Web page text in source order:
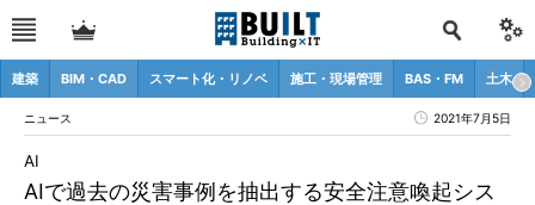
建築 BIM・CAD スマート化・リノベ 施工・現場管理 BAS・FM 土木
ニュース 2021年7月5日
AIで過去の災害事例を抽出する安全注意喚起シス
AI